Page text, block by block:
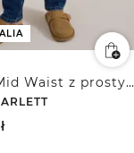
Jeansy Mid Waist z prostymi nogawkami w stylu Casual Fit